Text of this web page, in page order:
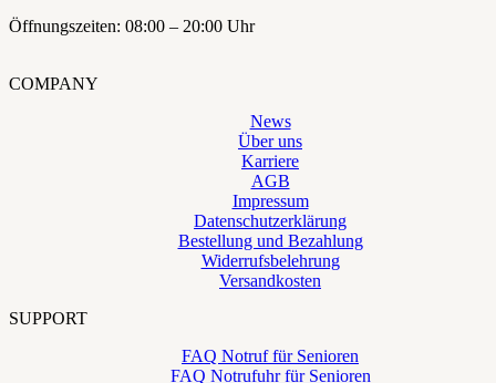
Öffnungszeiten: 08:00 – 20:00 Uhr
COMPANY
News
Über uns
Karriere
AGB
Impressum
Datenschutzerklärung
Bestellung und Bezahlung
Widerrufsbelehrung
Versandkosten
SUPPORT
FAQ Notruf für Senioren
FAQ Notrufuhr für Senioren